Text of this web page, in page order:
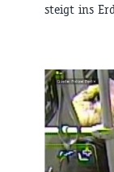
steigt ins